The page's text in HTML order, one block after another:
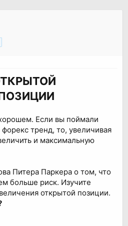
Если вы поймали
тренд, то, увеличивая
и максимальную
Питера Паркера о том, что
больше риск. Изучите
открытой позиции.